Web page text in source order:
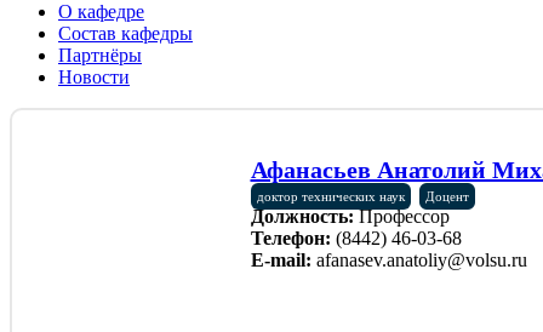
О кафедре
Состав кафедры
Партнёры
Новости
Афанасьев Анатолий
доктор технических наук Доцент
Должность:Профессор
Телефон: (8442) 46-03-68
E-mail: afanasev.anatoliy@volsu.ru